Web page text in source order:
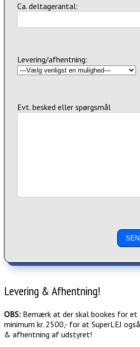
Ca. deltagerantal:
Levering/afhentning:
Evt. besked eller spørgsmål
Levering & Afhentning!
OBS: Bemærk at der skal bookes for
minimum kr. 2500,- for at SuperLEJ
& afhentning af udstyret!